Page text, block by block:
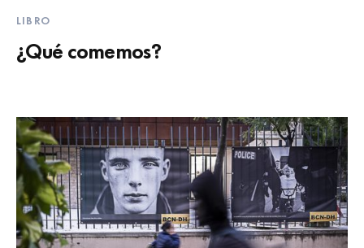
LIBRO
¿Qué comemos?